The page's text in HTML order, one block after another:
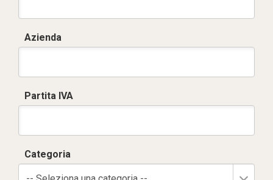
Azienda
Partita IVA
Categoria